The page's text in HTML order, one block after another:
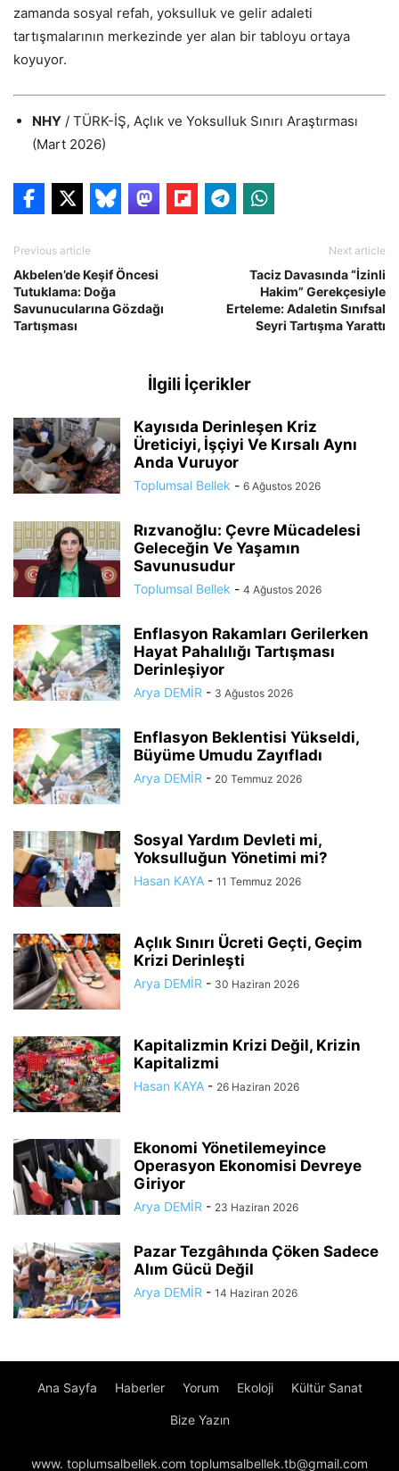
zamanda sosyal refah, yoksulluk ve gelir adaleti
tartışmalarının merkezinde yer alan bir tabloyu ortaya
koyuyor.
NHY / TÜRK-İŞ, Açlık ve Yoksulluk Sınırı Araştırması
(Mart 2026)
Previous article
Akbelen’de Keşif Öncesi
Tutuklama: Doğa
Savunucularına Gözdağı
Tartışması
Next article
Taciz Davasında “İzinli
Hakim” Gerekçesiyle
Erteleme: Adaletin Sınıfsal
Seyri Tartışma Yarattı
İlgili İçerikler
Kayısıda Derinleşen Kriz
Üreticiyi, İşçiyi Ve Kırsalı Aynı
Anda Vuruyor
Toplumsal Bellek - 6 Ağustos 2026
Rızvanoğlu: Çevre Mücadelesi
Geleceğin Ve Yaşamın
Savunusudur
Toplumsal Bellek - 4 Ağustos 2026
Enflasyon Rakamları Gerilerken
Hayat Pahalılığı Tartışması
Derinleşiyor
Arya DEMİR - 3 Ağustos 2026
Enflasyon Beklentisi Yükseldi,
Büyüme Umudu Zayıfladı
Arya DEMİR - 20 Temmuz 2026
Sosyal Yardım Devleti mi,
Yoksulluğun Yönetimi mi?
Hasan KAYA - 11 Temmuz 2026
Açlık Sınırı Ücreti Geçti, Geçim
Krizi Derinleşti
Arya DEMİR - 30 Haziran 2026
Kapitalizmin Krizi Değil, Krizin
Kapitalizmi
Hasan KAYA - 26 Haziran 2026
Ekonomi Yönetilemeyince
Operasyon Ekonomisi Devreye
Giriyor
Arya DEMİR - 23 Haziran 2026
Pazar Tezgâhında Çöken Sadece
Alım Gücü Değil
Arya DEMİR - 14 Haziran 2026
Ana Sayfa Haberler Yorum Ekoloji Kültür Sanat
Bize Yazın
www. toplumsalbellek.com toplumsalbellek.tb@gmail.com